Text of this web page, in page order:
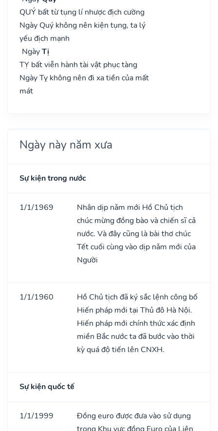
QUÝ bất từ tụng lí nhược địch cường
Ngày Quý không nên kiện tụng, ta lý
yếu địch mạnh
NgàyTị
TỴ bất viễn hành tài vật phục tàng
Ngày Tỵ không nên đi xa tiền của mất
mát
Ngày này năm xưa
Sự kiện trong nước
1/1/1969
Nhân dịp nǎm mới Hồ Chủ tịch
chúc mừng đồng bào và chiến sĩ cả
nước. Và đây cũng là bài thơ chúc
Tết cuối cùng vào dịp nǎm mới của
Người
1/1/1960
Hồ Chủ tịch đã ký sắc lệnh công bố
Hiến pháp mới tại Thủ đô Hà Nội.
Hiến pháp mới chính thức xác định
miền Bắc nước ta đã bước vào thời
kỳ quá độ tiến lên CNXH.
Sự kiện quốc tế
1/1/1999
Đồng euro được đưa vào sử dụng